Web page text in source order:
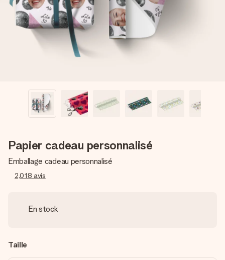
Créez quelque chose d’unique en quelques étapes – avec
son prénom, votre photo ou un message qui touche le cœur.
Sans complications, juste tout l’amour pour le moment idéal.
Papier cadeau personnalisé
Emballage cadeau personnalisé
2,018 avis
En stock
Taille